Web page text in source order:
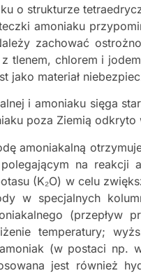
o strukturze
amoniaku
zachować
tlenem, chlorem i
jako materiał
i amoniaku sięga
poza Ziemią
amoniakalną
polegającym na
(K₂O) w celu
w specjalnych
(przepływ
temperatury;
(w postaci np.
jest również